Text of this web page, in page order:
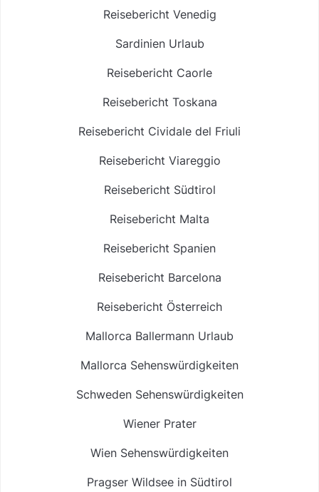
Reisebericht Venedig
Sardinien Urlaub
Reisebericht Caorle
Reisebericht Toskana
Reisebericht Cividale del Friuli
Reisebericht Viareggio
Reisebericht Südtirol
Reisebericht Malta
Reisebericht Spanien
Reisebericht Barcelona
Reisebericht Österreich
Mallorca Ballermann Urlaub
Mallorca Sehenswürdigkeiten
Schweden Sehenswürdigkeiten
Wiener Prater
Wien Sehenswürdigkeiten
Pragser Wildsee in Südtirol